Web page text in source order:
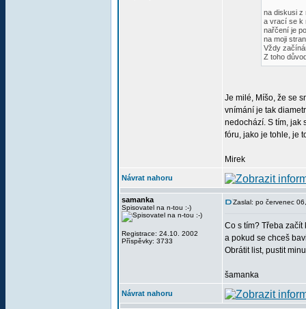
na diskusi z
a vrací se k
nařčení je
na moji
Vždy
Z toho
Je milé, Míšo, že se
vnímání je tak
nedochází. S tím, jak
fóru, jako je tohle, je
Mirek
Návrat nahoru
samanka
Spisovatel na n-tou :-)
Registrace: 24.10. 2002
Příspěvky: 3733
Zaslal: po červenec
Co s tím? Třeba začít
a pokud se chceš
Obrátit list, pustit
šamanka
Návrat nahoru